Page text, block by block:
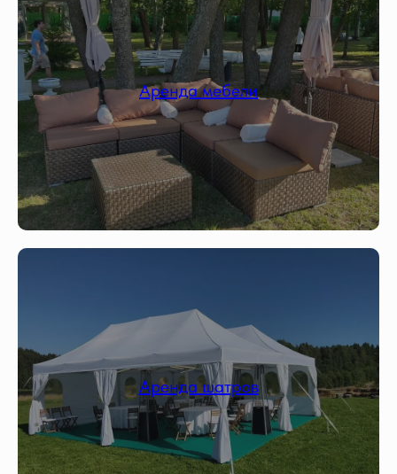
Аренда мебели
Аренда шатров